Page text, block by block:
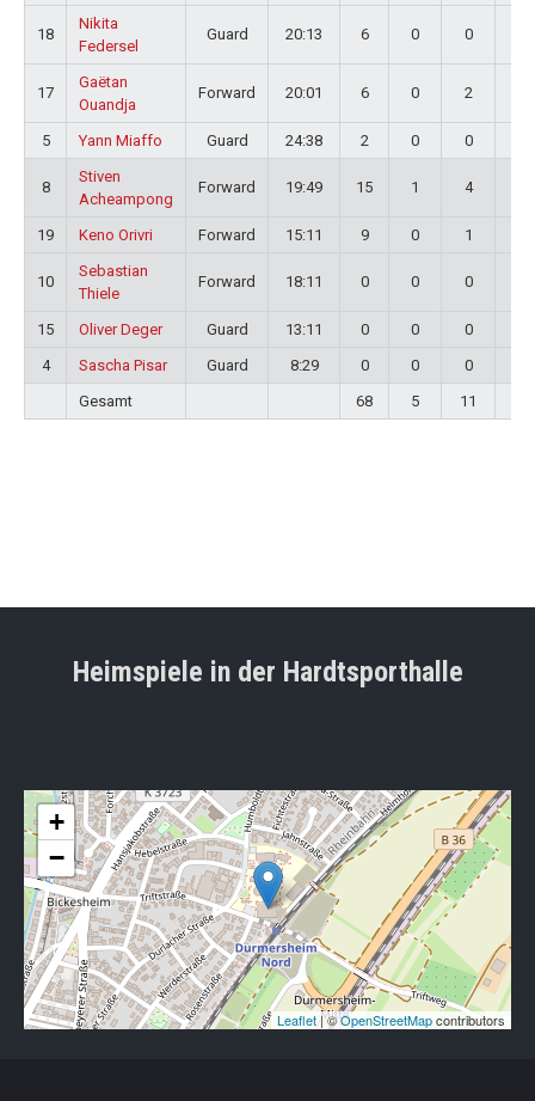
18
Nikita
Federsel
Guard 20:13 6 0 0
17
Gaëtan
Ouandja
Forward 20:01 6 0 2
5 Yann Miaffo Guard 24:38 2 0 0
8
Stiven
Acheampong
Forward 19:49 15 1 4
19 Keno Orivri Forward 15:11 9 0 1
10
Sebastian
Thiele
Forward 18:11 0 0 0
15 Oliver Deger Guard 13:11 0 0 0
4
Sascha Pisar Guard 8:29 0 0 0
Gesamt
68 5 11
Heimspiele in der Hardtsporthalle
+
−
Leaflet| ©OpenStreetMapcontributors